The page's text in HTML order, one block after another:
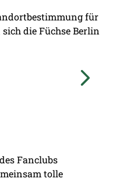
für
die Füchse Berlin
Fanclubs
tolle